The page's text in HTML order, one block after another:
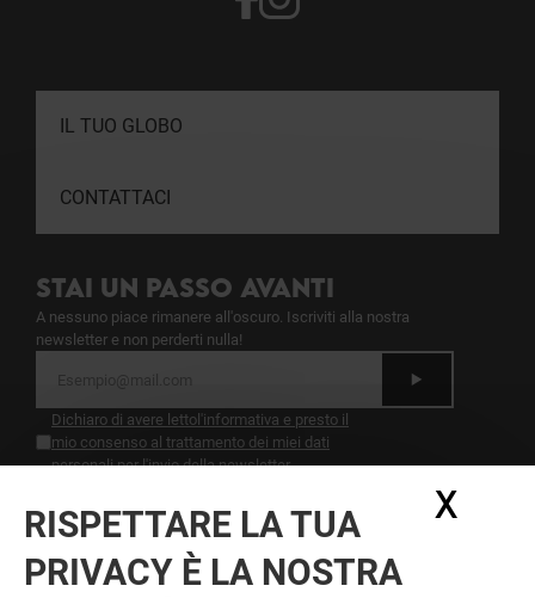
IL TUO GLOBO
CONTATTACI
STAI UN PASSO AVANTI
A nessuno piace rimanere all'oscuro. Iscriviti alla nostra
newsletter e non perderti nulla!
Dichiaro di avere letto l'informativa e presto il
mio consenso al trattamento dei miei dati
personali per l'invio della newsletter
DIVERTIMENTO A PORTATA DI
MANO
RISPETTARE LA TUA
PRIVACY È LA NOSTRA
X